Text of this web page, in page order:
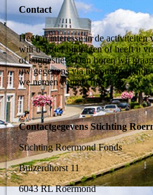
Contact
Heeft u interesse in de activiteiten
wilt u actief bijdragen of heeft u
of suggesties? Dan horen wij
uw gegevens via het
we nemen contact met u op.
Contactgegevens Stichting
Stichting Roermond Fonds
Buizerdhorst 11
6043 RL Roermond